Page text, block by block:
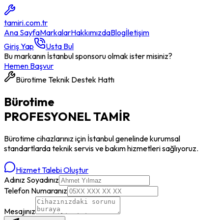
tamiri.com.tr
Ana SayfaMarkalarHakkımızdaBlogİletişim
Giriş Yap
Usta Bul
Bu markanın İstanbul sponsoru olmak ister misiniz?
Hemen Başvur
BürotimeTeknik Destek Hattı
Bürotime
PROFESYONELTAMİR
Bürotimecihazlarınız için İstanbul genelinde kurumsal
standartlarda teknik servis ve bakım hizmetleri sağlıyoruz.
Hizmet Talebi Oluştur
Adınız Soyadınız
Telefon Numaranız
Mesajınız